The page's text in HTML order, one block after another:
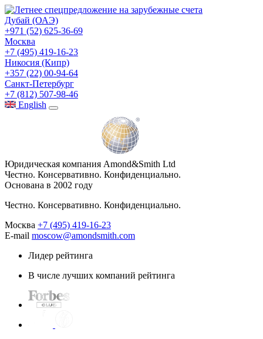
Дубай (ОАЭ)
+971 (52) 625-36-69
Москва
+7 (495) 419-16-23
Никосия (Кипр)
+357 (22) 00-94-64
Санкт-Петербург
+7 (812) 507-98-46
English
Юридическая компания Amond&Smith Ltd
Честно. Консервативно. Конфиденциально.
Основана в 2002 году
Честно. Консервативно. Конфиденциально.
Москва +7 (495) 419-16-23
E-mail moscow@amondsmith.com
Лидер рейтинга
В числе лучших компаний рейтинга